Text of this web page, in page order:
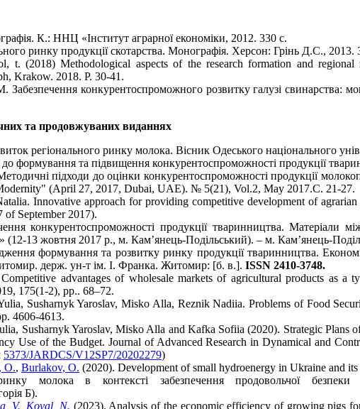
К.: ННЦ «Інститут аграрної економіки, 2012. 330 с.
ринку продукції скотарства. Монографія. Херсон: Грінь Д.С., 2013.
(2018) Methodological aspects of the research formation and
Krakow. 2018. Р. 30-41.
конкурентоспроможного розвитку галузі свинарства:
та продовжуваних виданнях
регіонального ринку молока. Вісник Одеського національного
формування та підвищення конкурентоспроможності продукції
підходи до оцінки конкурентоспроможності продукції
(April 27, 2017, Dubai, UAE). № 5(21), Vol.2, May 2017.С. 21-27.
Innovative approach for providing competitive development of agrarian
September 2017).
конкурентоспроможності продукції тваринництва. Матеріали
(12-13 жовтня 2017 р., м. Кам’янець-Подільський). – м. Кам’янець-
формування та розвитку ринку продукції тваринництва.
держ. ун-т ім. І. Франка. Житомир: [б. в.]. ISSN 2410-3748.
Competitive advantages of wholesale markets of agricultural products as
175(1-2), рр.. 68–72.
Susharnyk Yaroslav, Misko Alla, Reznik Nadiia. Problems of Food
4606-4613.
Susharnyk Yaroslav, Misko Alla and Kafka Sofiia (2020). Strategic Plans
Use of the Budget. Journal of Advanced Research in Dynamical and
5373/JARDCS/V12SP7/20202279)
O., Burlakov, O. (2020). Development of small hydroenergy in Ukraine and
молока в контексті забезпечення продовольчої безпеки
Б).
V., Koval, N. (2023). Analysis of the economic efficiency of growing pigs